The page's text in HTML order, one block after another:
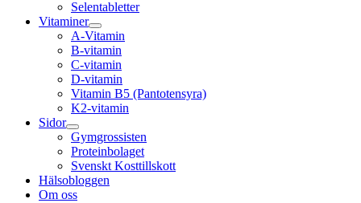
Selentabletter
Vitaminer
A-Vitamin
B-vitamin
C-vitamin
D-vitamin
Vitamin B5 (Pantotensyra)
K2-vitamin
Sidor
Gymgrossisten
Proteinbolaget
Svenskt Kosttillskott
Hälsobloggen
Om oss